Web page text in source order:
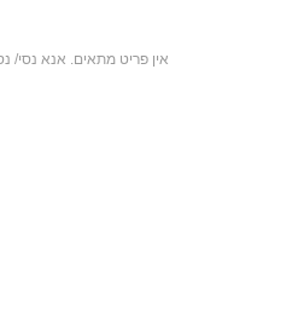
אין פריט מתאים. אנא נסי/